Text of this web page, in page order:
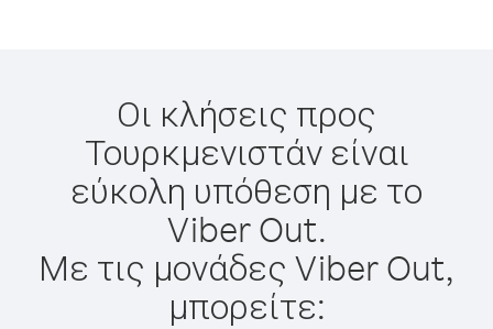
Οι κλήσεις προς
Τουρκμενιστάν είναι
εύκολη υπόθεση με το
Viber Out.
Με τις μονάδες Viber Out,
μπορείτε: